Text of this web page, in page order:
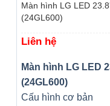
Màn hình LG LED
(24GL600)
Liên hệ
Màn hình LG LED
(24GL600)
Cấu hình cơ bản